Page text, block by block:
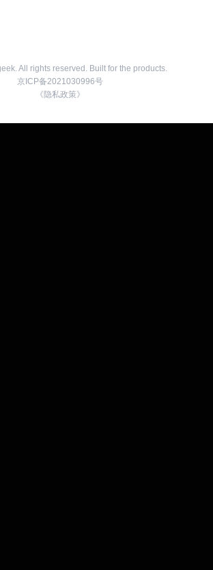
All rights reserved. Built for the products.
京ICP备2021030996号
《隐私政策》